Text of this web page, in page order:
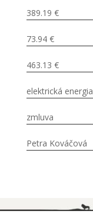
389.19 €
73.94 €
463.13 €
elektrická energia
zmluva
Petra Kováčová